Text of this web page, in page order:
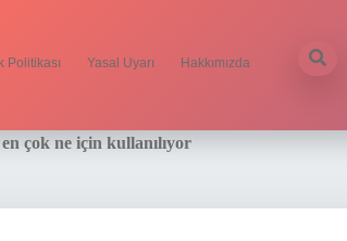
Politikası Yasal Uyarı Hakkımızda
çok ne için kullanılıyor